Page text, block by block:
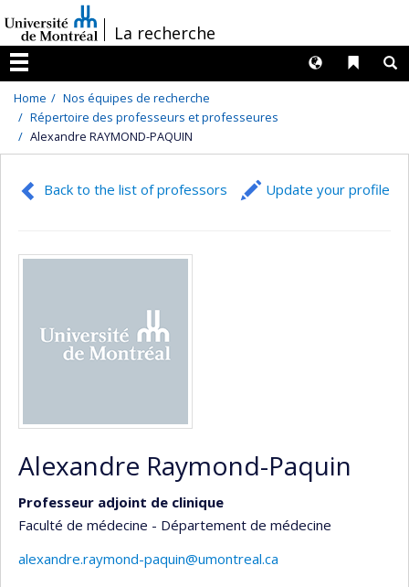
au
contenu
/La recherche
Menu
Liens
Langues
Home
Nos équipes de recherche
Répertoire des professeurs et professeures
Alexandre RAYMOND-PAQUIN
Back to the list of professors Update your profile
Alexandre Raymond-Paquin
Professeur adjoint de clinique
Faculté de médecine - Département de médecine
alexandre.raymond-paquin@umontreal.ca